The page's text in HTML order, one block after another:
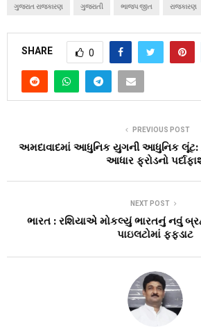
ગુજરાત રાજકારણ ગુજરાતી ભાજપ જીત રાજકારણ
SHARE 0
PREVIOUS POST
અમદાવાદમાં આધુનિક યુગની આધુનિક
આધાર ફ્રોડનો
NEXT POST
ભારત : રશિયાએ મોકલ્યું ભારતનું નવું
પાઇલટોમાં ફફડાટ